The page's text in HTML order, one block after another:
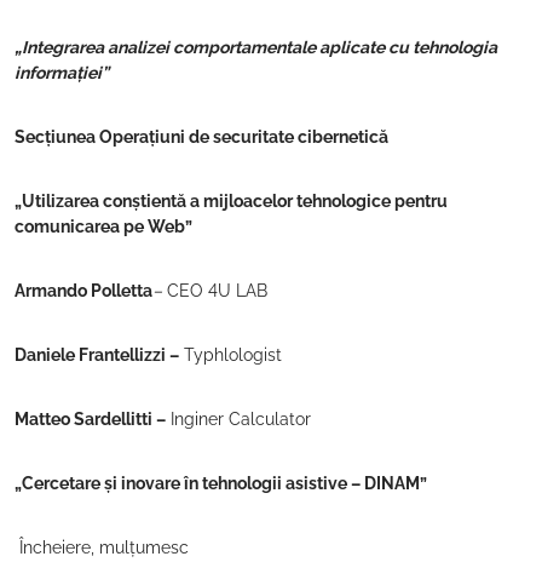
„Integrarea analizei comportamentale aplicate cu tehnologia
informației”
Secțiunea Operațiuni de securitate cibernetică
„Utilizarea conștientă a mijloacelor tehnologice pentru
comunicarea pe Web”
Armando Polletta– CEO 4U LAB
Daniele Frantellizzi – Typhlologist
Matteo Sardellitti – Inginer Calculator
„Cercetare și inovare în tehnologii asistive – DINAM”
Încheiere, mulțumesc